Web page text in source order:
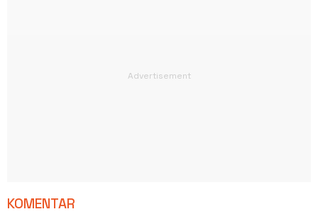
KOMENTAR